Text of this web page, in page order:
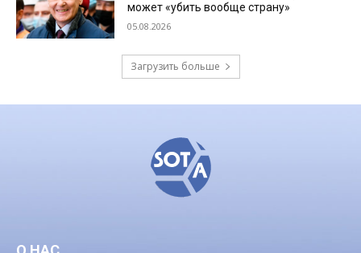
может «убить вообще страну»
05.08.2026
Загрузить больше